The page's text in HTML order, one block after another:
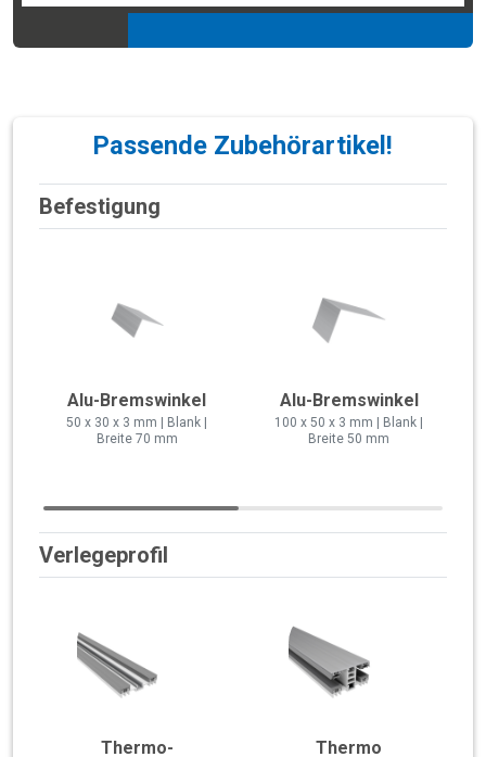
Passende Zubehörartikel!
Befestigung
Alu-Bremswinkel
50 x 30 x 3 mm | Blank |
Breite 70 mm
Alu-Bremswinkel
100 x 50 x 3 mm | Blank |
Breite 50 mm
Verlegeprofil
Thermo-
Thermo